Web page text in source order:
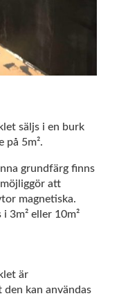
säljs i en burk
på 5m².
grundfärg finns
att
magnetiska.
3m² eller 10m²
är
kan användas